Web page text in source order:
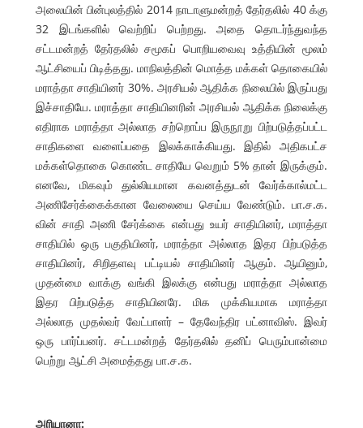
அலையின் பின்புலத்தில் 2014 நாடாளுமன்றத் தேர்தலில் 40 க்கு
32 இடங்களில் வெற்றிப் பெற்றது. அதை தொடர்ந்துவந்த
சட்டமன்றத் தேர்தலில் சமூகப் பொறியவைவு உத்தியின் மூலம்
ஆட்சியைப் பிடித்தது. மாநிலத்தின் மொத்த மக்கள் தொகையில்
மராத்தா சாதியினர் 30%. அரசியல் ஆதிக்க நிலையில் இருப்பது
இச்சாதியே. மராத்தா சாதியினரின் அரசியல் ஆதிக்க நிலைக்கு
எதிராக மராத்தா அல்லாத சற்றொப்ப இருநூறு பிற்படுத்தப்பட்ட
சாதிகளை வளைப்பதை இலக்காக்கியது. இதில் அதிகபட்ச
மக்கள்தொகை கொண்ட சாதியே வெறும் 5% தான் இருக்கும்.
எனவே, மிகவும் துல்லியமான கவனத்துடன் வேர்க்கால்மட்ட
அணிசேர்க்கைக்கான வேலையை செய்ய வேண்டும். பா.ச.க.
வின் சாதி அணி சேர்க்கை என்பது உயர் சாதியினர், மராத்தா
சாதியில் ஒரு பகுதியினர், மராத்தா அல்லாத இதர பிற்படுத்த
சாதியினர், சிறிதளவு பட்டியல் சாதியினர் ஆகும். ஆயினும்,
முதன்மை வாக்கு வங்கி இலக்கு என்பது மராத்தா அல்லாத
இதர பிற்படுத்த சாதியினரே. மிக முக்கியமாக மராத்தா
அல்லாத முதல்வர் வேட்பாளர் – தேவேந்திர பட்னாவிஸ். இவர்
ஒரு பார்ப்பனர். சட்டமன்றத் தேர்தலில் தனிப் பெரும்பான்மை
பெற்று ஆட்சி அமைத்தது பா.ச.க.
அரியானா: